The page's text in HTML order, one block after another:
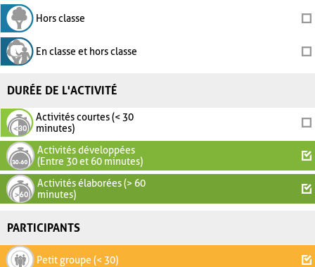
Hors classe
En classe et hors classe
DURÉE DE L'ACTIVITÉ
Activités courtes (< 30
minutes)
Activités développées
(Entre 30 et 60 minutes)
Activités élaborées (> 60
minutes)
PARTICIPANTS
Petit groupe (< 30)